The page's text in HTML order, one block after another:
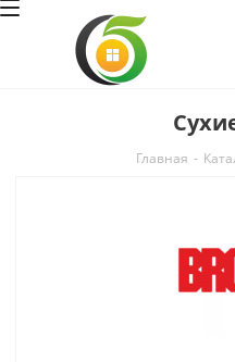
Главная -